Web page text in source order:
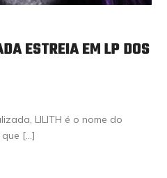
ESTREIA EM LP DOS
LILITH é o nome do
que […]